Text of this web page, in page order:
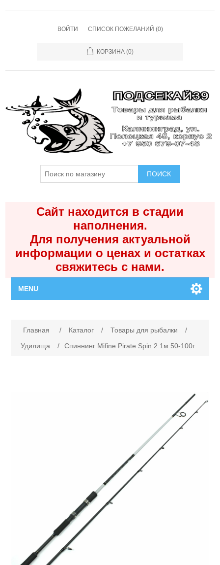
ВОЙТИ СПИСОК ПОЖЕЛАНИЙ (0)
КОРЗИНА (0)
ПОИСК
Сайт находится в стадии
наполнения.
Для получения актуальной
информации о ценах и остатках
свяжитесь с нами.
MENU
Каталог
Товары для рыбалки
Главная / Каталог / Товары для рыбалки
/
Удилища
/ Спиннинг Mifine Pirate Spin 2.1м 50-100г